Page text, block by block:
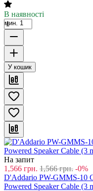
В наявності
мин. 1
У кошик
На запит
1,566 грн. 1,566 грн. -0%
D'Addario PW-GMMS-10
Powered Speaker Cable (3